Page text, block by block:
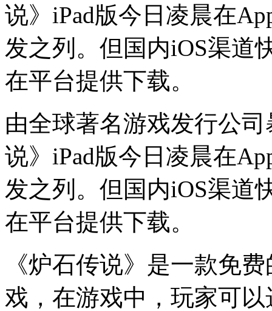
说》iPad版今日凌晨在
发之列。但国内iOS渠道
在平台提供下载。
由全球著名游戏发行公
说》iPad版今日凌晨在
发之列。但国内iOS渠道
在平台提供下载。
《炉石传说》是一款免
戏，在游戏中，玩家可